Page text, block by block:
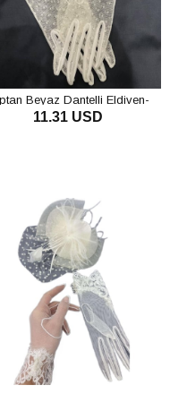
Beyaz Dantelli Eldiven-
Vualet Nikah Şapkası
11.31 USD